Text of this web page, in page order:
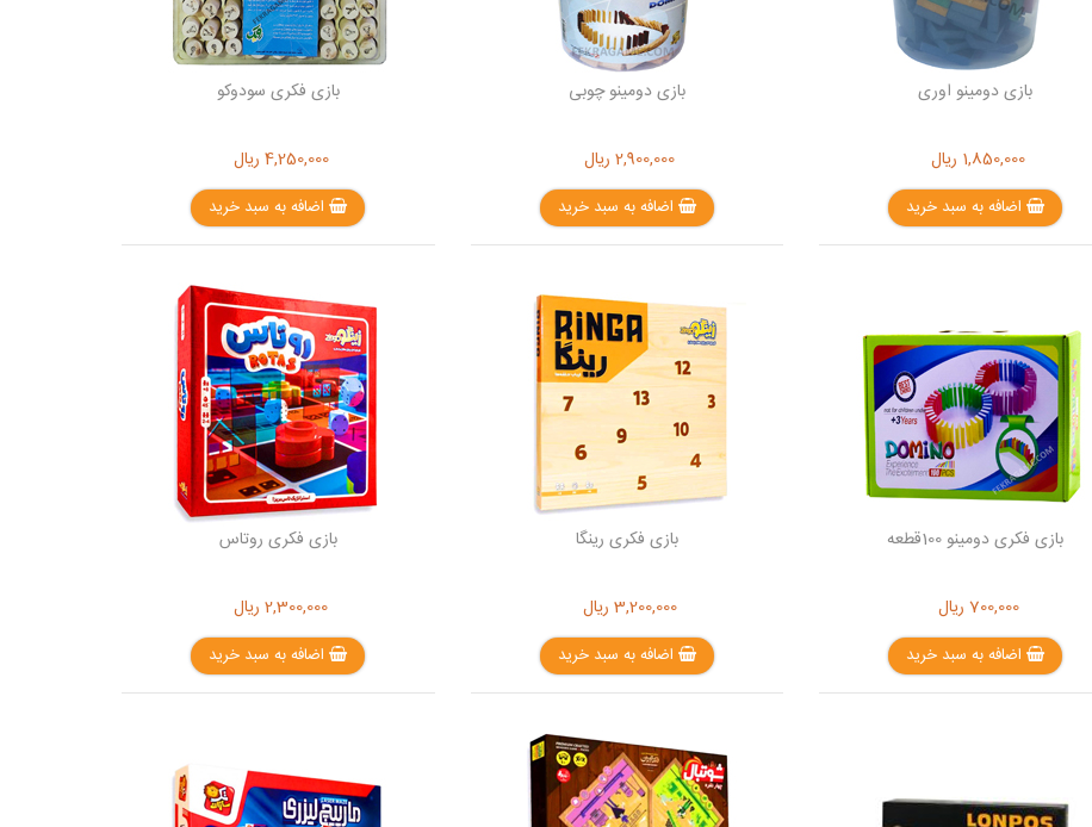
بازی دومینو اوری
1,850,000 ریال
اضافه به سبد خرید
بازی دومینو چوبی
2,900,000ریال
اضافه به سبد خرید
بازی فکری سودوکو
4,250,000 ریال
اضافه به سبد خرید
بازی فکری دومینو 100قطعه
700,000 ریال
اضافه به سبد خرید
بازی فکری رینگا
3,200,000 ریال
اضافه به سبد خرید
بازی فکری روتاس
2,300,000ریال
اضافه به سبد خرید